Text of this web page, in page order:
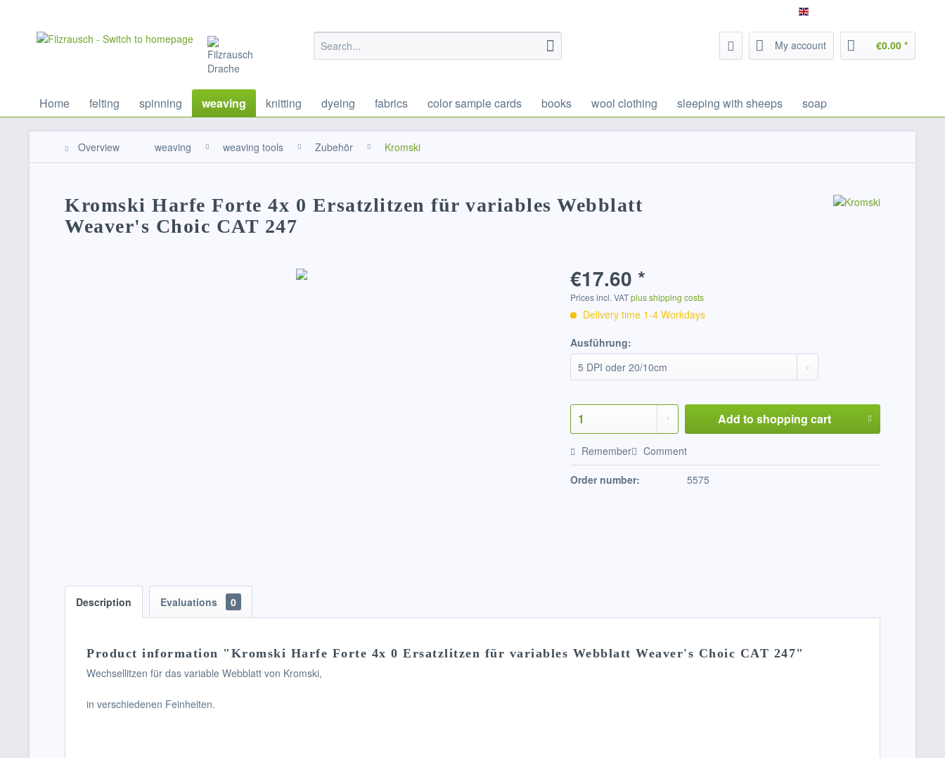
My account €0.00 *
Home felting spinning weaving knitting dyeing fabrics color sample cards books wool clothing sleeping with sheeps soap
Overview weaving weaving tools Zubehör Kromski
Kromski Harfe Forte 4x 0 Ersatzlitzen für variables Webblatt
Weaver's Choic CAT 247
€17.60 *
Prices incl. VATplus shipping costs
Delivery time 1-4 Workdays
Ausführung:
Add to shopping cart
Remember Comment
Order number: 5575
Description Evaluations 0
Product information "Kromski Harfe Forte 4x 0 Ersatzlitzen für variables Webblatt Weaver's Choic CAT 247"
Wechsellitzen für das variable Webblatt von Kromski,
in verschiedenen Feinheiten.